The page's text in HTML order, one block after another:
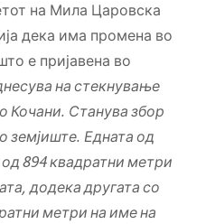
на Мила Царовска
дека има промена во
е пријавена во
на стекнување
Кочани. Станува збор
земјиште. Едната од
894 квадратни метри
додека другата со
метри на име на